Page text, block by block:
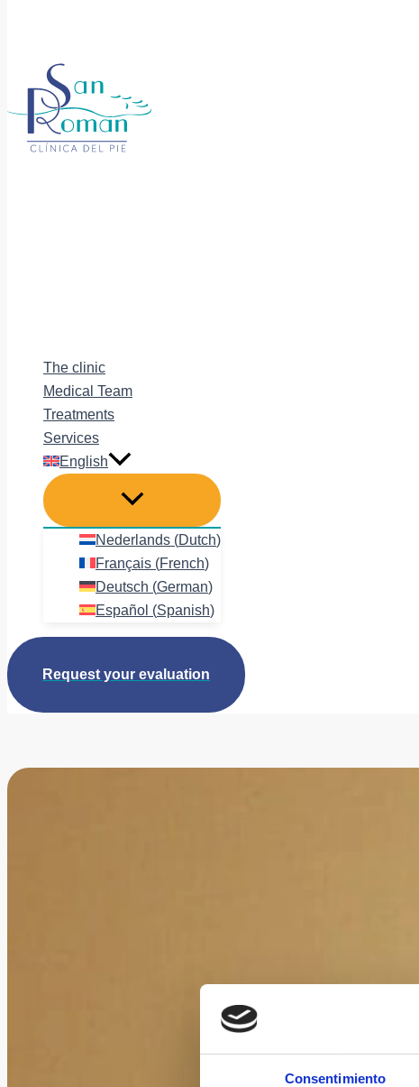
Consentimiento
The clinic
Medical Team
Treatments
Services
English
Nederlands (Dutch)
Français (French)
Deutsch (German)
Español (Spanish)
Request your evaluation